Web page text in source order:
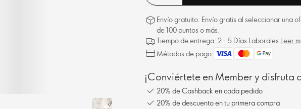
Envío gratuito: Envío gratis al seleccionar una
de 100 puntos o más.
Tiempo de entrega: 2 - 5 Días Laborales Leer
Métodos de pago:
¡Conviértete en Member y disfruta
20% de Cashback en cada pedido
20% de descuento en tu primera compra